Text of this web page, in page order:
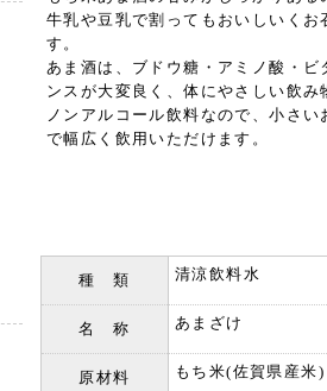
牛乳や豆乳で割ってもおいしいくお
す。
あま酒は、ブドウ糖・アミノ酸・ビ
ンスが大変良く、体にやさしい飲み
ノンアルコール飲料なので、小さい
で幅広く飲用いただけます。
種 類 清涼飲料水
名 称 あまざけ
原材料 もち米(佐賀県産米